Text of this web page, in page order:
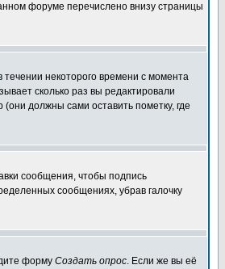
форуме перечислено внизу страницы
некоторого времени с момента
сколько раз вы редактировали
должны сами оставить пометку, где
сообщения, чтобы подпись
сообщениях, убрав галочку
форму Создать опрос. Если же вы её